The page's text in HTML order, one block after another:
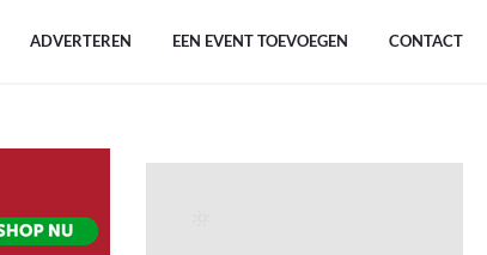
ADVERTEREN EEN EVENT TOEVOEGEN CONTACT